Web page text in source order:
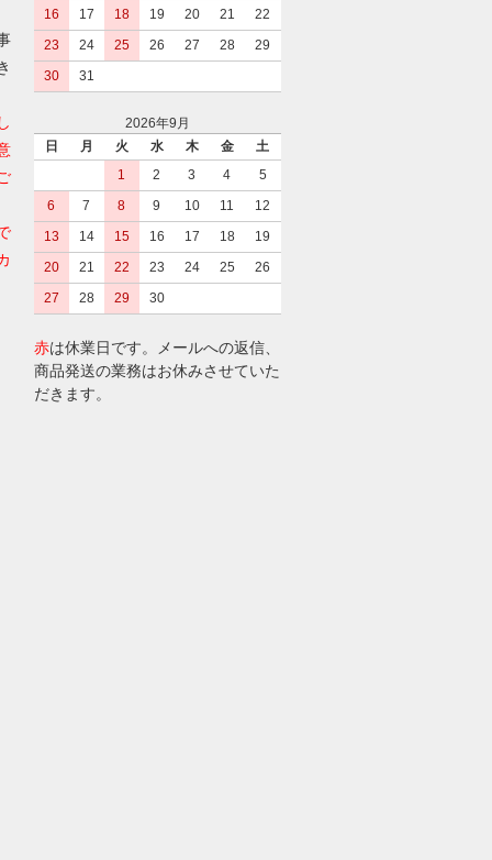
16
17 18 19 20 21
22
23
24 25 26 27 28
29
30
31
2026年9月
日
月 火 水 木 金
土
1
2 3 4
5
6
7 8 9 10 11
12
13
14 15 16 17 18
19
20
21 22 23 24 25
26
27
28 29 30
赤は休業日です。メールへの返信、
商品発送の業務はお休みさせていた
だきます。